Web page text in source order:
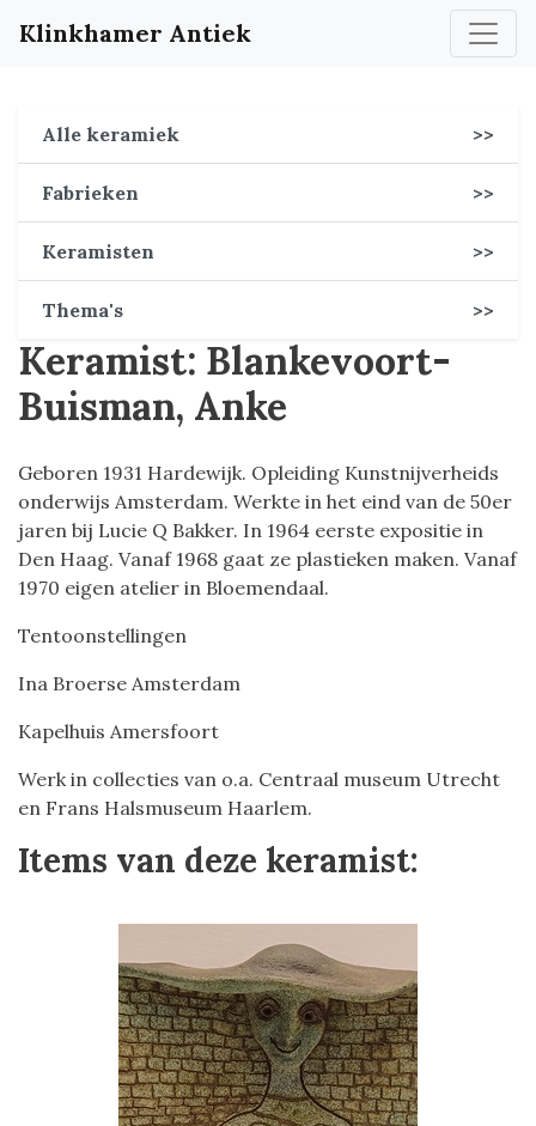
Klinkhamer Antiek
Alle keramiek >>
Fabrieken >>
Keramisten >>
Thema's >>
Keramist: Blankevoort-
Buisman, Anke
Geboren 1931 Hardewijk. Opleiding Kunstnijverheids
onderwijs Amsterdam. Werkte in het eind van de 50er
jaren bij Lucie Q Bakker. In 1964 eerste expositie in
Den Haag. Vanaf 1968 gaat ze plastieken maken. Vanaf
1970 eigen atelier in Bloemendaal.
Tentoonstellingen
Ina Broerse Amsterdam
Kapelhuis Amersfoort
Werk in collecties van o.a. Centraal museum Utrecht
en Frans Halsmuseum Haarlem.
Items van deze keramist: